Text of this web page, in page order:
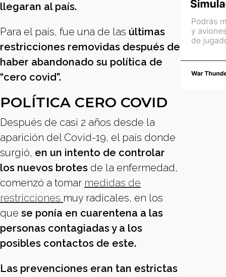
llegaran al país.
Para el país, fue una de las últimas
restricciones removidas después de
haber abandonado su política de
“cero covid”.
POLÍTICA CERO COVID
Después de casi 2 años desde la
aparición del Covid-19, el país donde
surgió, en un intento de controlar
los nuevos brotes de la enfermedad,
comenzó a tomar medidas de
restricciones muy radicales, en los
que se ponía en cuarentena a las
personas contagiadas y a los
posibles contactos de este.
Las prevenciones eran tan estrictas